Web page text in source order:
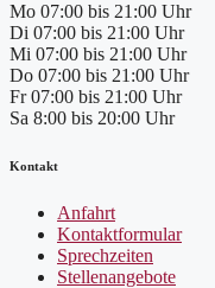
Mo 07:00 bis 21:00 Uhr
Di 07:00 bis 21:00 Uhr
Mi 07:00 bis 21:00 Uhr
Do 07:00 bis 21:00 Uhr
Fr 07:00 bis 21:00 Uhr
Sa 8:00 bis 20:00 Uhr
Kontakt
Anfahrt
Kontaktformular
Sprechzeiten
Stellenangebote